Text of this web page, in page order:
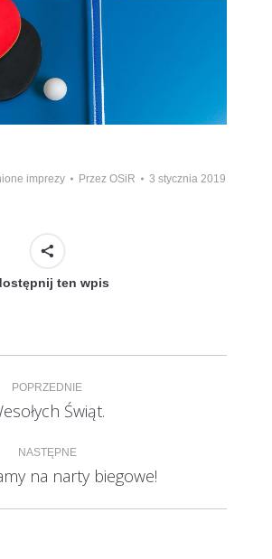
imprezy Przez OSiR 3 stycznia 2019
ten wpis
POPRZEDNIE
Poprzedni
Świąt.
NASTĘPNE
Następny
na narty biegowe!